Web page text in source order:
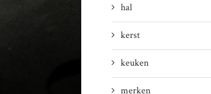
hal
kerst
keuken
merken